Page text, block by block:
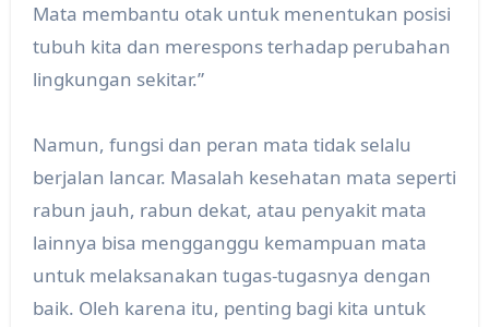
Mata membantu otak untuk menentukan posisi
tubuh kita dan merespons terhadap perubahan
lingkungan sekitar.”
Namun, fungsi dan peran mata tidak selalu
berjalan lancar. Masalah kesehatan mata seperti
rabun jauh, rabun dekat, atau penyakit mata
lainnya bisa mengganggu kemampuan mata
untuk melaksanakan tugas-tugasnya dengan
baik. Oleh karena itu, penting bagi kita untuk